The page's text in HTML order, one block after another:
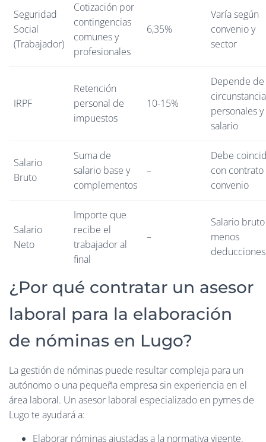
Seguridad
Social
(Trabajador)
Cotización por
contingencias
comunes y
profesionales
6,35%
Varía según
convenio y
sector
IRPF
Retención
personal de
impuestos
10-15%
Depende de
personales y
salario
Salario
Bruto
Suma de
salario base y
complementos
–
Debe
con contrato
convenio
Salario
Neto
Importe que
recibe el
trabajador al
final
–
Salario bruto
menos
deducciones
¿Por qué contratar un asesor
laboral para la elaboración
de nóminas en Lugo?
La gestión de nóminas puede resultar compleja para un
autónomo o una pequeña empresa sin experiencia en el
área laboral. Un asesor laboral especializado en pymes de
Lugo te ayudará a:
Elaborar nóminas ajustadas a la normativa vigente.